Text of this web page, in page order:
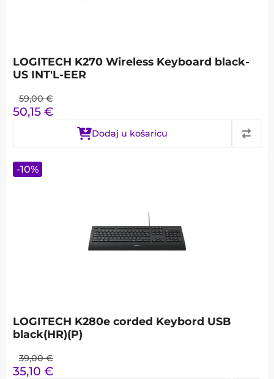
LOGITECH K270 Wireless Keyboard black-
US INT'L-EER
59,00 €
50,15 €
Dodaj u košaricu
LOGITECH K280e corded Keybord USB
black(HR)(P)
39,00 €
35,10 €
-10%